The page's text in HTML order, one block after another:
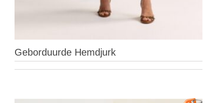
Geborduurde Hemdjurk